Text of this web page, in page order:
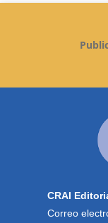
CRAI
Correo